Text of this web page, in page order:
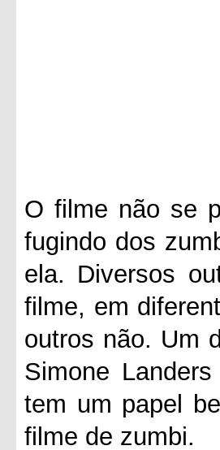
O filme não se
fugindo dos
ela. Diversos
filme, em
outros não. Um
Simone
tem um papel
filme de zumbi.